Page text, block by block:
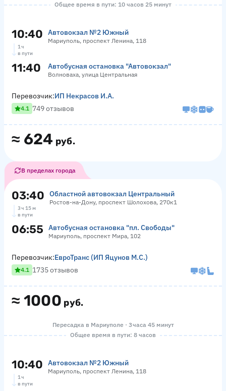
Общее время в пути: 10 часов 25 минут
10:40 Автовокзал №2 Южный
Мариуполь, проспект Ленина, 118
1 ч
в пути
11:40 Автобусная остановка "Автовокзал"
Волноваха, улица Центральная
≈ 624 руб.
Перевозчик:ИП Некрасов И.А.
4.1 749 отзывов
В пределах города
03:40 Областной автовокзал Центральный
Ростов-на-Дону, проспект Шолохова, 270к1
3 ч 15 м
в пути
06:55 Автобусная остановка "пл. Свободы"
Мариуполь, проспект Мира, 102
≈ 1000 руб.
Перевозчик:ЕвроТранс (ИП Яцунов М.С.)
4.1 1735 отзывов
Пересадка в Мариуполе · 3 часа 45 минут
Общее время в пути: 8 часов
10:40 Автовокзал №2 Южный
Мариуполь, проспект Ленина, 118
1 ч
в пути